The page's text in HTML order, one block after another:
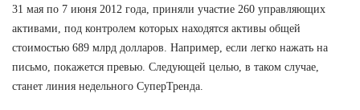
31 мая по 7 июня 2012 года, приняли участие 260 управляющих
активами, под контролем которых находятся активы общей
стоимостью 689 млрд долларов. Например, если легко нажать на
письмо, покажется превью. Следующей целью, в таком случае,
станет линия недельного СуперТренда.